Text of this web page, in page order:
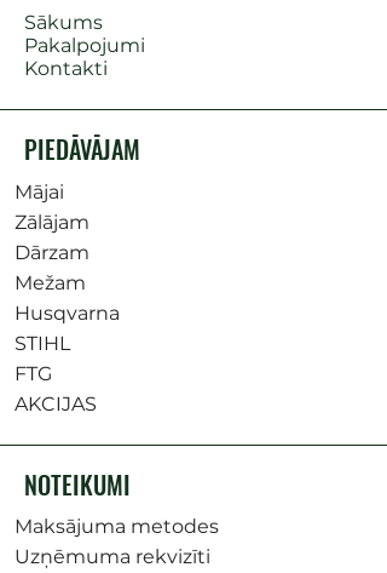
Sākums
Pakalpojumi
Kontakti
PIEDĀVĀJAM
Mājai
Zālājam
Dārzam
Mežam
Husqvarna
STIHL
FTG
AKCIJAS
NOTEIKUMI
Maksājuma metodes
Uzņēmuma rekvizīti